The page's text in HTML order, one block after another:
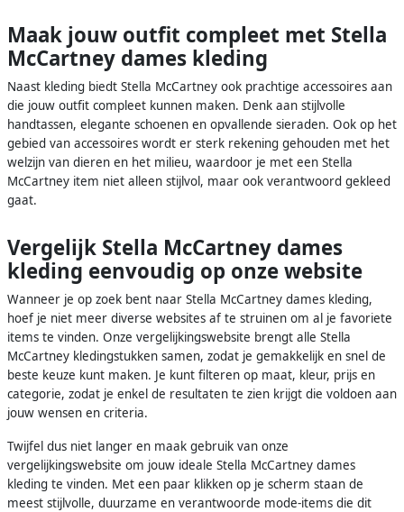
Maak jouw outfit compleet met Stella
McCartney dames kleding
Naast kleding biedt Stella McCartney ook prachtige accessoires aan
die jouw outfit compleet kunnen maken. Denk aan stijlvolle
handtassen, elegante schoenen en opvallende sieraden. Ook op het
gebied van accessoires wordt er sterk rekening gehouden met het
welzijn van dieren en het milieu, waardoor je met een Stella
McCartney item niet alleen stijlvol, maar ook verantwoord gekleed
gaat.
Vergelijk Stella McCartney dames
kleding eenvoudig op onze website
Wanneer je op zoek bent naar Stella McCartney dames kleding,
hoef je niet meer diverse websites af te struinen om al je favoriete
items te vinden. Onze vergelijkingswebsite brengt alle Stella
McCartney kledingstukken samen, zodat je gemakkelijk en snel de
beste keuze kunt maken. Je kunt filteren op maat, kleur, prijs en
categorie, zodat je enkel de resultaten te zien krijgt die voldoen aan
jouw wensen en criteria.
Twijfel dus niet langer en maak gebruik van onze
vergelijkingswebsite om jouw ideale Stella McCartney dames
kleding te vinden. Met een paar klikken op je scherm staan de
meest stijlvolle, duurzame en verantwoorde mode-items die dit